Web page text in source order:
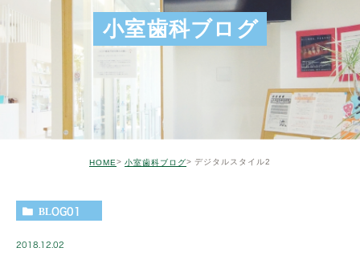
小室歯科ブログ
HOME 小室歯科ブログ デジタルスタイル2
BLOG01
2018.12.02